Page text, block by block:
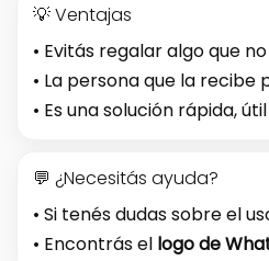
💡 Ventajas
• Evitás regalar algo que
• La persona que la
• Es una solución rápida,
💬 ¿Necesitás ayuda?
• Si tenés dudas sobre el
• Encontrás el logo de